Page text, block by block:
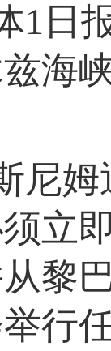
1日
海
尼
立
黎
行